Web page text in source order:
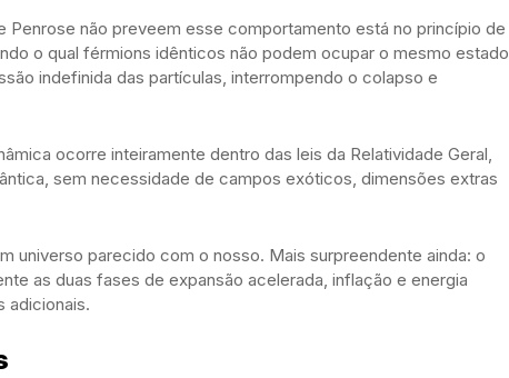
Penrose não preveem esse comportamento está no princípio de
o qual férmions idênticos não podem ocupar o mesmo estado
indefinida das partículas, interrompendo o colapso e
ocorre inteiramente dentro das leis da Relatividade Geral,
sem necessidade de campos exóticos, dimensões extras
universo parecido com o nosso. Mais surpreendente ainda: o
as duas fases de expansão acelerada, inflação e energia
adicionais.